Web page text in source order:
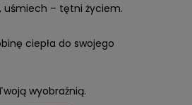
uśmiech – tętni życiem.
ciepła do swojego
wyobraźnią.